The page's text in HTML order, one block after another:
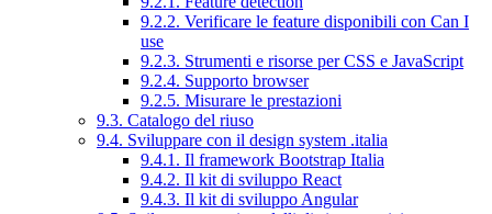
9.2.2. Verificare le feature disponibili con Can I
use
9.2.3. Strumenti e risorse per CSS e JavaScript
9.2.4. Supporto browser
9.2.5. Misurare le prestazioni
9.3. Catalogo del riuso
9.4. Sviluppare con il design system .italia
9.4.1. Il framework Bootstrap Italia
9.4.2. Il kit di sviluppo React
9.4.3. Il kit di sviluppo Angular